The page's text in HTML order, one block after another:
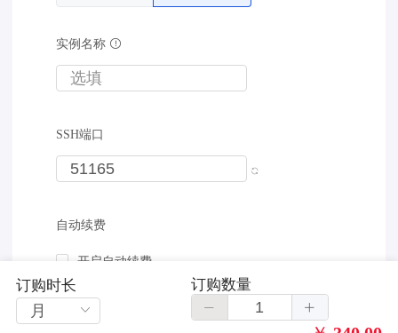
实例名称
SSH端口
自动续费
开启自动续费
订购时长 订购数量